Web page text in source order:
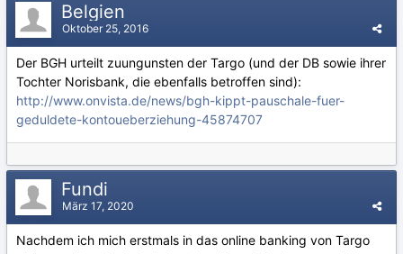
Belgien
Oktober 25, 2016
Der BGH urteilt zuungunsten der Targo (und der DB sowie ihrer
Tochter Norisbank, die ebenfalls betroffen sind):
http://www.onvista.de/news/bgh-kippt-pauschale-fuer-
geduldete-kontoueberziehung-45874707
Fundi
März 17, 2020
Nachdem ich mich erstmals in das online banking von Targo